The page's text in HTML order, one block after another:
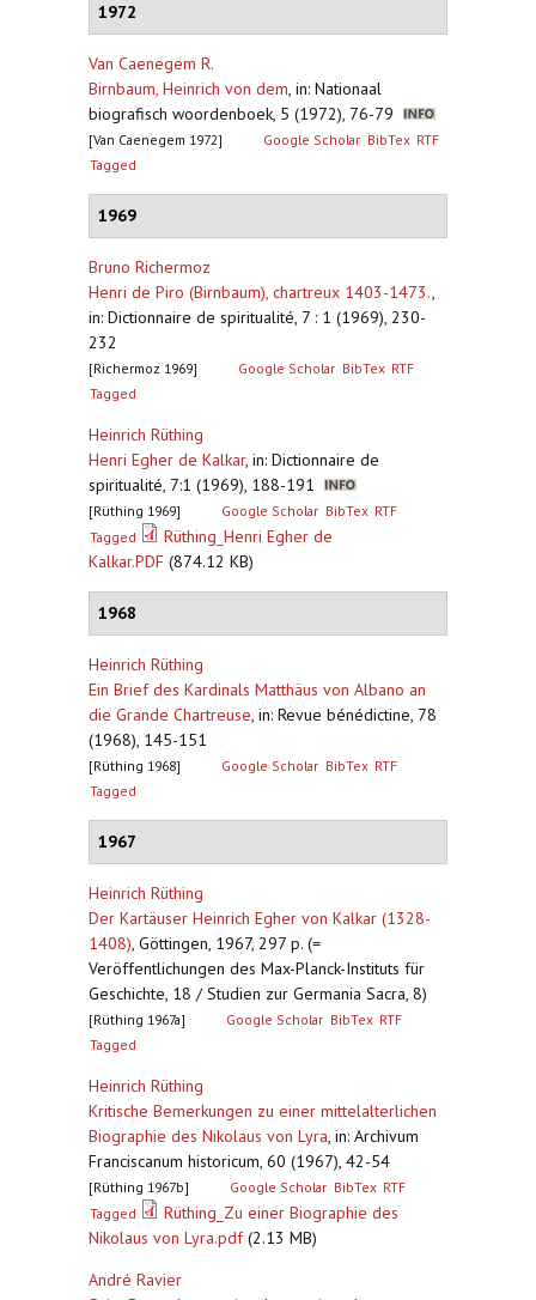
1972
Van Caenegem R.
Birnbaum, Heinrich von dem, in: Nationaal
biografisch woordenboek, 5 (1972), 76-79
[Van Caenegem 1972] Google Scholar BibTex RTF
Tagged
1969
Bruno Richermoz
Henri de Piro (Birnbaum), chartreux 1403-1473.,
in: Dictionnaire de spiritualité, 7 : 1 (1969), 230-
232
[Richermoz 1969] Google Scholar BibTex RTF
Tagged
Heinrich Rüthing
Henri Egher de Kalkar, in: Dictionnaire de
spiritualité, 7:1 (1969), 188-191
[Rüthing 1969] Google Scholar BibTex RTF
Tagged
Rüthing_Henri Egher de
Kalkar.PDF (874.12 KB)
1968
Heinrich Rüthing
Ein Brief des Kardinals Matthäus von Albano an
die Grande Chartreuse, in: Revue bénédictine, 78
(1968), 145-151
[Rüthing 1968] Google Scholar BibTex RTF
Tagged
1967
Heinrich Rüthing
Der Kartäuser Heinrich Egher von Kalkar (1328-
1408), Göttingen, 1967, 297 p. (=
Veröffentlichungen des Max-Planck-Instituts für
Geschichte, 18 / Studien zur Germania Sacra, 8)
[Rüthing 1967a] Google Scholar BibTex RTF
Tagged
Heinrich Rüthing
Kritische Bemerkungen zu einer mittelalterlichen
Biographie des Nikolaus von Lyra, in: Archivum
Franciscanum historicum, 60 (1967), 42-54
[Rüthing 1967b] Google Scholar BibTex RTF
Tagged
Rüthing_Zu einer Biographie des
Nikolaus von Lyra.pdf(2.13 MB)
André Ravier